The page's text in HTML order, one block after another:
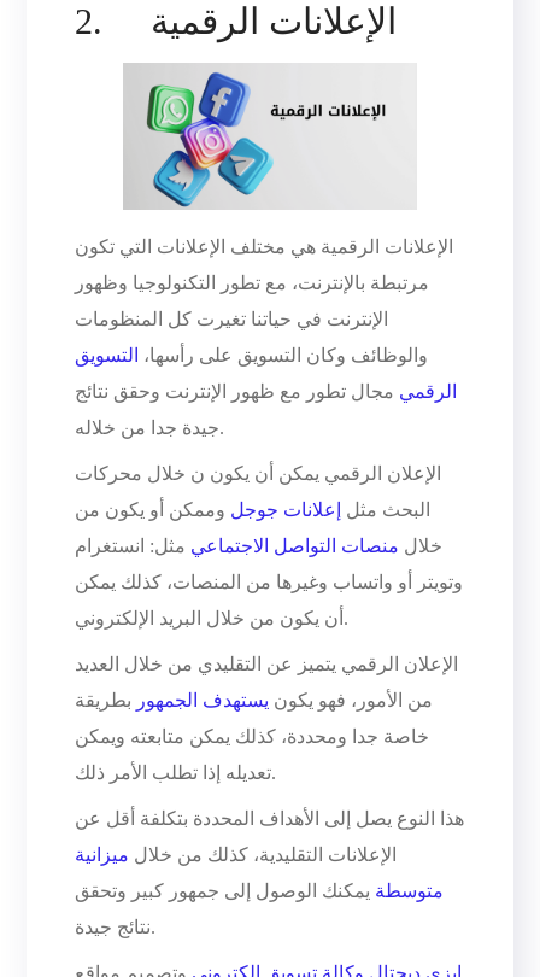
2. الإعلانات الرقمية
الإعلانات الرقمية هي مختلف الإعلانات التي تكون
مرتبطة بالإنترنت، مع تطور التكنولوجيا وظهور
الإنترنت في حياتنا تغيرت كل المنظومات
والوظائف وكان التسويق على رأسها، التسويق
الرقمي مجال تطور مع ظهور الإنترنت وحقق نتائج
جيدة جدا من خلاله.
الإعلان الرقمي يمكن أن يكون ن خلال محركات
البحث مثل إعلانات جوجل وممكن أو يكون من
خلال منصات التواصل الاجتماعي مثل: انستغرام
وتويتر أو واتساب وغيرها من المنصات، كذلك يمكن
أن يكون من خلال البريد الإلكتروني.
الإعلان الرقمي يتميز عن التقليدي من خلال العديد
من الأمور، فهو يكون يستهدف الجمهور بطريقة
خاصة جدا ومحددة، كذلك يمكن متابعته ويمكن
تعديله إذا تطلب الأمر ذلك.
هذا النوع يصل إلى الأهداف المحددة بتكلفة أقل عن
الإعلانات التقليدية، كذلك من خلال ميزانية
متوسطة يمكنك الوصول إلى جمهور كبير وتحقق
نتائج جيدة.
إيزي ديجتال وكالة تسويق إلكتروني وتصميم مواقع